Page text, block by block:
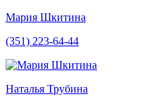
Мария Шкитина
(351) 223-64-44
Наталья Трубина